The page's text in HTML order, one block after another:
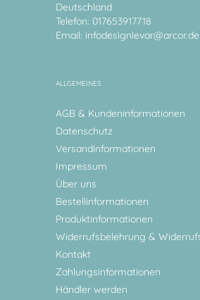
Deutschland
Telefon: 017653917718
Email: infodesignlevar@arcor.de
ALLGEMEINES
AGB & Kundeninformationen
Datenschutz
Versandinformationen
Impressum
Über uns
Bestellinformationen
Produktinformationen
Widerrufsbelehrung &
Kontakt
Zahlungsinformationen
Händler werden